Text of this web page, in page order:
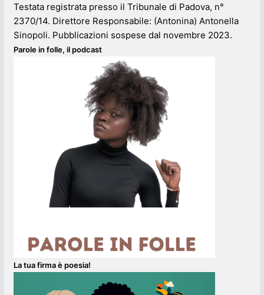
Testata registrata presso il Tribunale di Padova, n°
2370/14. Direttore Responsabile: (Antonina) Antonella
Sinopoli. Pubblicazioni sospese dal novembre 2023.
Parole in folle, il podcast
La tua firma è poesia!